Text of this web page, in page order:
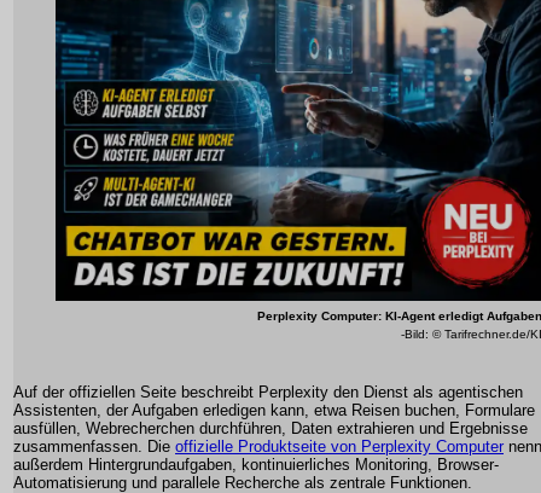
Perplexity Computer: KI-Agent erledigt Aufgaben
-Bild: © Tarifrechner.de/KI
Auf der offiziellen Seite beschreibt Perplexity den Dienst als agentischen
Assistenten, der Aufgaben erledigen kann, etwa Reisen buchen, Formulare
ausfüllen, Webrecherchen durchführen, Daten extrahieren und Ergebnisse
zusammenfassen. Die offizielle Produktseite von Perplexity Computer
außerdem Hintergrundaufgaben, kontinuierliches Monitoring, Browser-
Automatisierung und parallele Recherche als zentrale Funktionen.